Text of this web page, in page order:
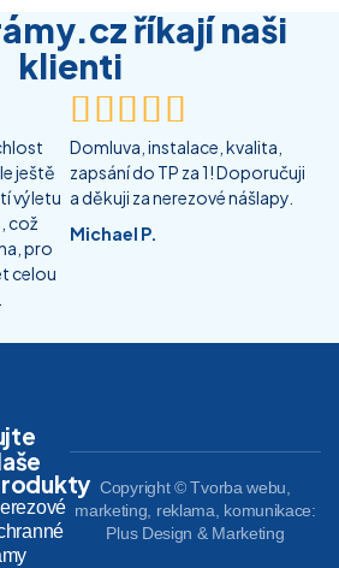
říkají naši
klienti
ještě
výletu
což
pro
celou

Domluva, instalace, kvalita,
zapsání do TP za 1! Doporučuji
a děkuji za nerezové nášlapy.
Michael P.
Copyright © Tvorba webu,
marketing, reklama, komunikace:
Plus Design & Marketing